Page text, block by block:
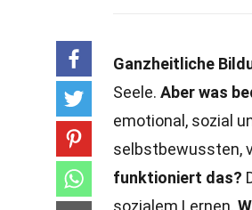
Ganzheitliche
Seele. Aber was
emotional, sozial
selbstbewussten,
funktioniert das?
sozialem Lernen.